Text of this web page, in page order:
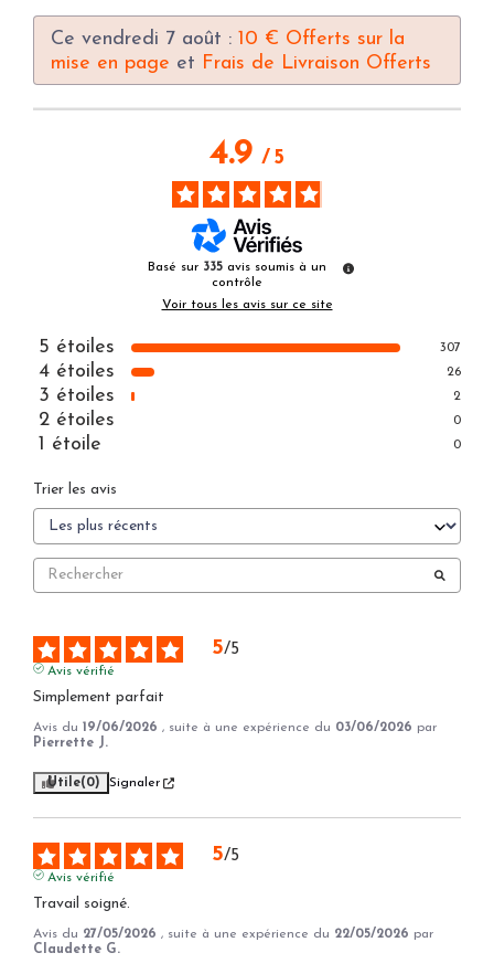
Ce vendredi 7 août : 10 € Offerts sur la
mise en page et Frais de Livraison Offerts
4.9/ 5
Basé sur 335 avis soumis à un
contrôle
Voir tous les avis sur ce site
5 étoiles 307
4 étoiles 26
3 étoiles 2
2 étoiles 0
1 étoile 0
Trier les avis
5/5
Avis vérifié
Simplement parfait
Avis du 19/06/2026 , suite à une expérience du 03/06/2026 par
Pierrette J.
Utile(0) Signaler
5/5
Avis vérifié
Travail soigné.
Avis du 27/05/2026 , suite à une expérience du 22/05/2026 par
Claudette G.